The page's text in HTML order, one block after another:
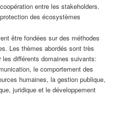
entre les stakeholders.
des écosystèmes
être fondées sur des méthodes
Les thèmes abordés sont très
différents domaines suivants:
le comportement des
humaines, la gestion publique,
juridique et le développement